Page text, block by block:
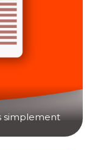
simplement